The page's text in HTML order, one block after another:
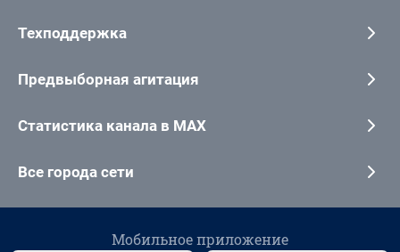
Техподдержка
Предвыборная агитация
Статистика канала в MAX
Все города сети
Мобильное приложение